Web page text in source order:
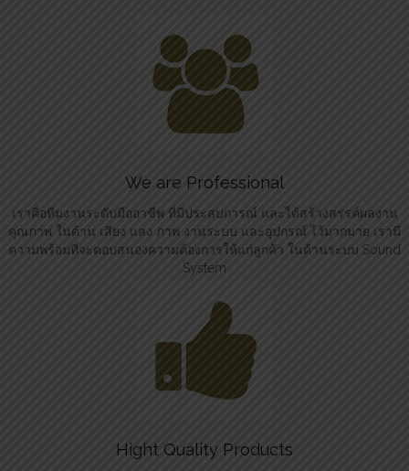
We are Professional
เราคือทีมงานระดับมืออาชีพ ที่มีประสบการณ์ และได้สร้างสรรค์ผลงาน
คุณภาพ ในด้าน เสียง แสง ภาพ งานระบบ และอุปกรณ์ ไว้มากมาย เรามี
ความพร้อมที่จะตอบสนองความต้องการให้แก่ลูกค้า ในด้านระบบ Sound
System
Hight Quality Products